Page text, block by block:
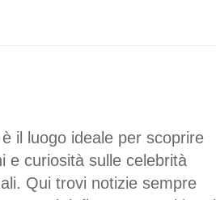
il luogo ideale per scoprire
e curiosità sulle celebrità
Qui trovi notizie sempre